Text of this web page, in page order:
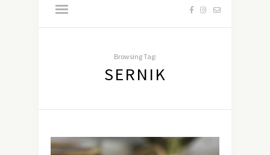
Browsing Tag:
SERNIK